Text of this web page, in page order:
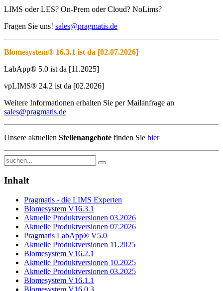
LIMS oder LES? On-Prem oder Cloud? NoLims?
Fragen Sie uns! sales@pragmatis.de
Blomesystem® 16.3.1 ist da [02.07.2026]
LabApp® 5.0 ist da [11.2025]
vpLIMS® 24.2 ist da [02.2026]
Weitere Informationen erhalten Sie per Mailanfrage an
sales@pragmatis.de
Unsere aktuellen Stellenangebote finden Sie hier
Inhalt
Pragmatis - die LIMS Experten
Blomesystem V16.3.1
Aktuelle Produktversionen 03.2026
Aktuelle Produktversionen 07.2026
Pragmatis LabApp® V5.0
Aktuelle Produktversionen 11.2025
Blomesystem V16.2.1
Aktuelle Produktversionen 10.2025
Aktuelle Produktversionen 03.2025
Blomesystem V16.1.1
Blomesystem V16.0.3